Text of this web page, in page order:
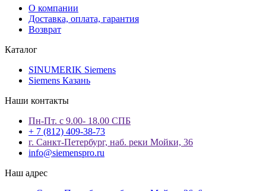
О компании
Доставка, оплата, гарантия
Возврат
Каталог
SINUMERIK Siemens
Siemens Казань
Наши контакты
Пн-Пт. с 9.00- 18.00 СПБ
+ 7 (812) 409-38-73
г. Санкт-Петербург, наб. реки Мойки, 36
info@siemenspro.ru
Наш адрес